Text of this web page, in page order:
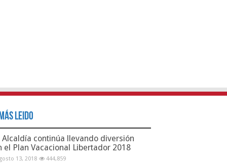
Leido
Alcaldía continúa llevando diversión
el Plan Vacacional Libertador 2018
13, 2018 444,859